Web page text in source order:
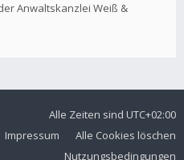
Anwaltskanzlei Weiß &
Alle Zeiten sind UTC+02:00
Alle Cookies löschen
Impressum
Nutzungsbedingungen